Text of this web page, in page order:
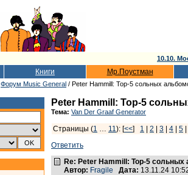
10.10.
Книги Мр.Поустман
Форум Music General / Peter Hammill: Top-5 сольных
Peter Hammill: Top-5
Тема: Van Der Graaf Generator
Страницы (1 … 11): [<<] 1 2 3 4 5
Ответить
Re: Peter Hammill: Top-5 сольных
Автор: Fragile Дата: 13.11.24